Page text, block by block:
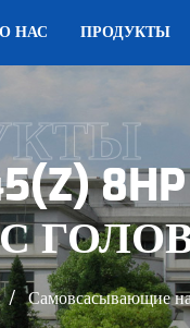
О НАС ПРОДУКТЫ
/ Самовсасывающие